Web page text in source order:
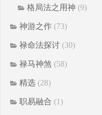
格局法之用神 (9)
神游之作 (73)
禄命法探讨 (30)
禄马神煞 (58)
精选 (28)
职易融合 (1)